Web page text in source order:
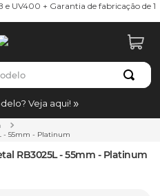
e UV400 + Garantia de fabricação de 1
Veja aqui!
- 55mm - Platinum
RB3025L - 55mm - Platinum